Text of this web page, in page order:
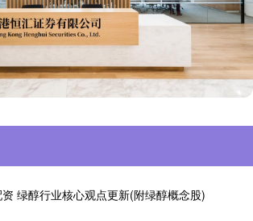
绿醇行业核心观点更新(附绿醇概念股)